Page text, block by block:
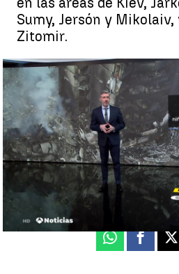
Sumy, Jersón y
Zitomir.
La guerra en Ucrania, en cifras:
evacuados
Paula V. Sisó
Publicado:
13 de marzo
Whatsapp X